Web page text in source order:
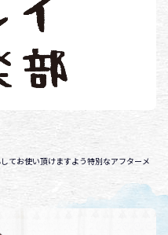
てお使い頂けますよう特別なアフターメ